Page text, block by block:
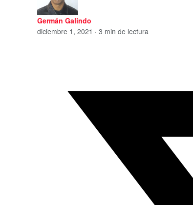
Germán Galindo
diciembre 1, 2021 · 3 min de lectura